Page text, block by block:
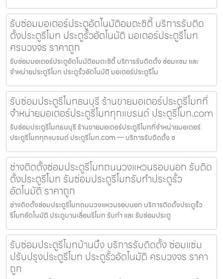
รับซ่อมมอเตอร์ประตูอัตโนมัติอมตะซิตี้ บริการรับติด
ตั้งประตูรีโมท ประตูรั้วอัตโนมัติ มอเตอร์ประตูรีโมท
ครบวงจร ราคาถูก
รับซ่อมมอเตอร์ประตูอัตโนมัติอมตะซิตี้ บริการรับติดตั้ง ซ่อมแซม และ
จำหน่ายประตูรีโมท ประตูรั้วอัตโนมัติ มอเตอร์ประตูรีโม
รับซ่อมประตูรีโมทธนบุรี ร้านขายมอเตอร์ประตูรีโมทที่
จำหน่ายมอเตอร์ประตูรีโมททุกแบรนด์ ประตูรีโมท.com
รับซ่อมประตูรีโมทธนบุรี ร้านขายมอเตอร์ประตูรีโมทที่จำหน่ายมอเตอร์
ประตูรีโมททุกแบรนด์ ประตูรีโมท.com — บริการรับติดตั้ง ซ
ช่างติดตั้งซ่อมประตูรีโมทถนนวงแหวนรอบนอก รับติด
ตั้งประตูรีโมท รับซ่อมประตูรีโมทรับทำประตูรั้ว
อัตโนมัติ ราคาถูก
ช่างติดตั้งซ่อมประตูรีโมทถนนวงแหวนรอบนอก บริการติดตั้งประตูรั้ว
รีโมทอัตโนมัติ ประตูบานเลื่อนรีโมท รับทำ และ รับซ่อมประตู
รับซ่อมประตูรีโมทบ้านบึง บริการรับติดตั้ง ซ่อมแซ่ม
ปรับปรุงประตูรีโมท ประตูรั้วอัตโนมัติ ครบวงจร ราคา
ถูก